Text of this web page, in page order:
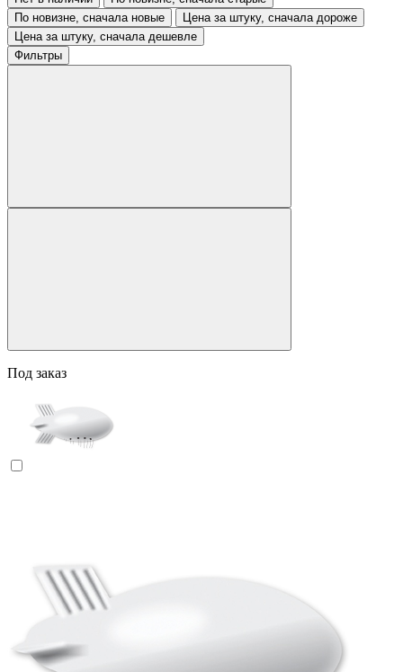
По новизне, сначала новые
Цена за штуку, сначала дороже
Цена за штуку, сначала дешевле
Фильтры
Под заказ